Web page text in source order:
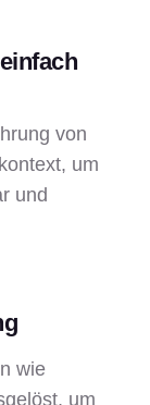
von
um
und
wie
um